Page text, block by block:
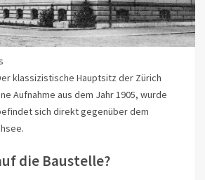
klassizistische Hauptsitz der Zürich
Aufnahme aus dem Jahr 1905, wurde
sich direkt gegenüber dem
die Baustelle?